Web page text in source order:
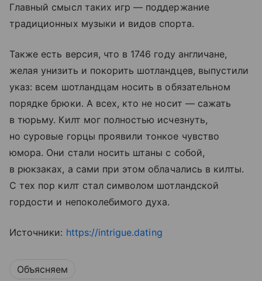
Главный смысл таких игр — поддержание
традиционных музыки и видов спорта.
Также есть версия, что в 1746 году англичане,
желая унизить и покорить шотландцев, выпустили
указ: всем шотландцам носить в обязательном
порядке брюки. А всех, кто не носит — сажать
в тюрьму. Килт мог полностью исчезнуть,
но суровые горцы проявили тонкое чувство
юмора. Они стали носить штаны с собой,
в рюкзаках, а сами при этом облачались в килты.
С тех пор килт стал символом шотландской
гордости и непоколебимого духа.
Источники: https://intrigue.dating
Объясняем